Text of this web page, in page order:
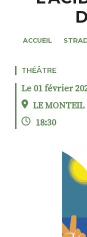
ROSÉE DE MAI
ACCUEIL
THÉÂTRE
Le 01 février
LE MONTEIL
18:30